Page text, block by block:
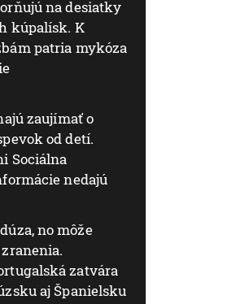
na desiatky
kúpalísk. K
patria mykóza
zaujímať o
od detí.
Sociálna
nedajú
no môže
zatvára
aj Španielsku